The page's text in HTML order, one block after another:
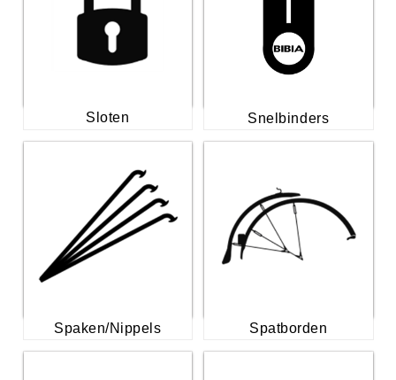
Sloten Snelbinders
Spaken/Nippels Spatborden